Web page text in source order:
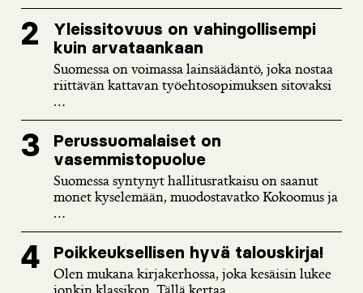
Yleissitovuus on vahingollisempi
kuin arvataankaan
Suomessa on voimassa lainsäädäntö, joka nostaa
riittävän kattavan työehtosopimuksen sitovaksi
...
Perussuomalaiset on
vasemmistopuolue
Suomessa syntynyt hallitusratkaisu on saanut
monet kyselemään, muodostavatko Kokoomus ja
...
Poikkeuksellisen hyvä talouskirja!
Olen mukana kirjakerhossa, joka kesäisin lukee